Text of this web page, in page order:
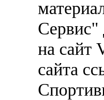
Сервис"
на сайт
сайта